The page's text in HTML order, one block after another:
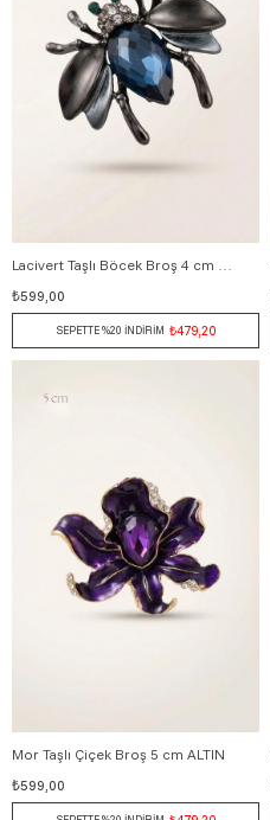
Lacivert Taşlı Böcek Broş 4 cm GÜMÜŞ
₺599,00
SEPETTE %20 İNDİRİM ₺479,20
Mor Taşlı Çiçek Broş 5 cm ALTIN
₺599,00